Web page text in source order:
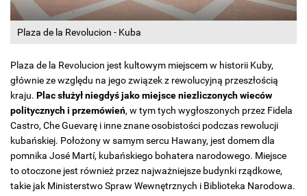
Plaza de la Revolucion - Kuba
Plaza de la Revolucion jest kultowym miejscem w historii Kuby,
głównie ze względu na jego związek z rewolucyjną przeszłością
kraju. Plac służył niegdyś jako miejsce niezliczonych wieców
politycznych i przemówień, w tym tych wygłoszonych przez Fidela
Castro, Che Guevarę i inne znane osobistości podczas rewolucji
kubańskiej. Położony w samym sercu Hawany, jest domem dla
pomnika José Martí, kubańskiego bohatera narodowego. Miejsce
to otoczone jest również przez najważniejsze budynki rządkowe,
takie jak Ministerstwo Spraw Wewnętrznych i Biblioteka Narodowa.